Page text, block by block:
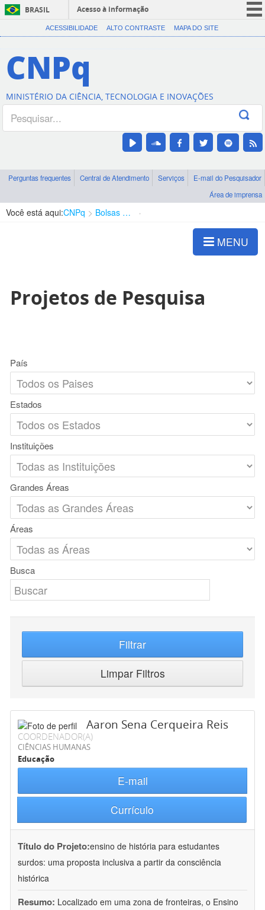
BRASIL
Acesso à informação
CORONAVÍRUS (COVID-19)
Canais
ACESSIBILIDADE ALTO CONTRASTE MAPA DO SITE
CNPq
MINISTÉRIO DA CIÊNCIA, TECNOLOGIA E INOVAÇÕES
Perguntas frequentes Central de Atendimento Serviços
E-mail do Pesquisador
Área de imprensa
Você está aqui:CNPq Bolsas e Auxílios Vigentes
MENU
Projetos de Pesquisa
País
Estados
Instituições
Grandes Áreas
Áreas
Busca
Filtrar
Limpar Filtros
Aaron Sena Cerqueira Reis
COORDENADOR(A)
CIÊNCIAS HUMANAS
Educação
E-mail
Currículo
Título do Projeto:ensino de história para estudantes
surdos: uma proposta inclusiva a partir da consciência
histórica
Resumo: Localizado em uma zona de fronteiras, o Ensino